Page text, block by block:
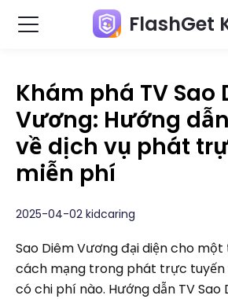
FlashGet
Khám phá TV Sao
Vương: Hướng
về dịch vụ phát
miễn phí
2025-04-02 kidcaring
Sao Diêm Vương đại diện cho
cách mạng trong phát trực tuyến
có chi phí nào. Hướng dẫn TV Sao